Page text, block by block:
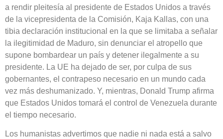
a rendir pleitesía al presidente de Estados Unidos a través
de la vicepresidenta de la Comisión, Kaja Kallas, con una
tibia declaración institucional en la que se limitaba a señalar
la ilegitimidad de Maduro, sin denunciar el atropello que
supone bombardear un país y detener ilegalmente a su
presidente. La UE ha dejado de ser, por culpa de sus
gobernantes, el contrapeso necesario en un mundo cada
vez más deshumanizado. Y, mientras, Donald Trump afirma
que Estados Unidos tomará el control de Venezuela durante
el tiempo necesario.
Los humanistas advertimos que nadie ni nada está a salvo